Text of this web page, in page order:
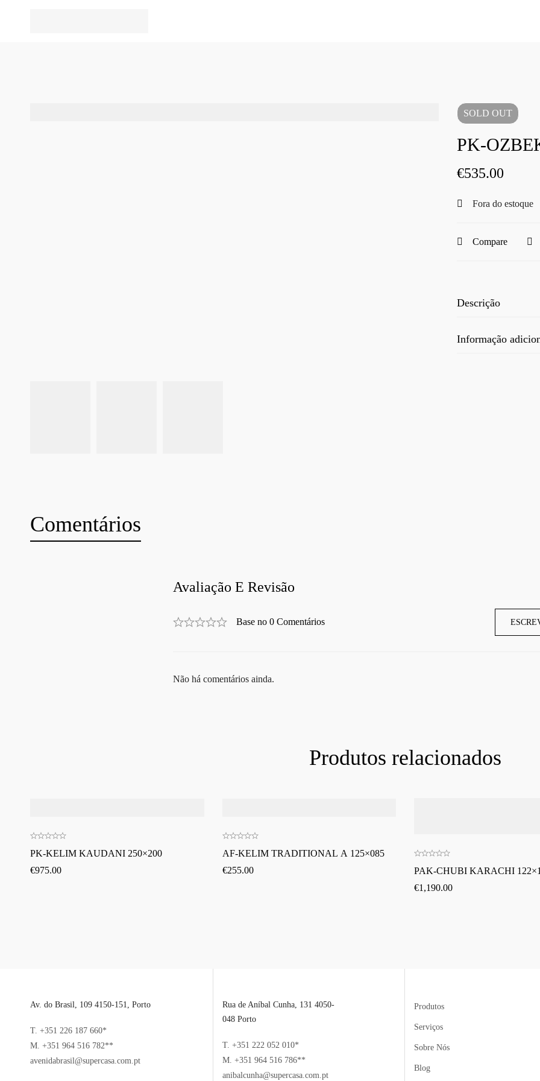
SOLD OUT
PK-
€535.00
Fora do estoque
Compare
Descrição
Informação
Comentários
Avaliação E Revisão
Base no 0 Comentários
Não há comentários ainda.
Produtos relacionados
PK-KELIM KAUDANI 250×200
€975.00
AF-KELIM TRADITIONAL A 125×085
€255.00
PAK-CHUBI KARACHI
€1,190.00
Av. do Brasil, 109 4150-151, Porto
T. +351 226 187 660*
M. +351 964 516 782**
avenidabrasil@supercasa.com.pt
Rua de Aníbal Cunha, 131 4050-
048 Porto
T. +351 222 052 010*
M. +351 964 516 786**
anibalcunha@supercasa.com.pt
Produtos
Serviços
Sobre Nós
Blog